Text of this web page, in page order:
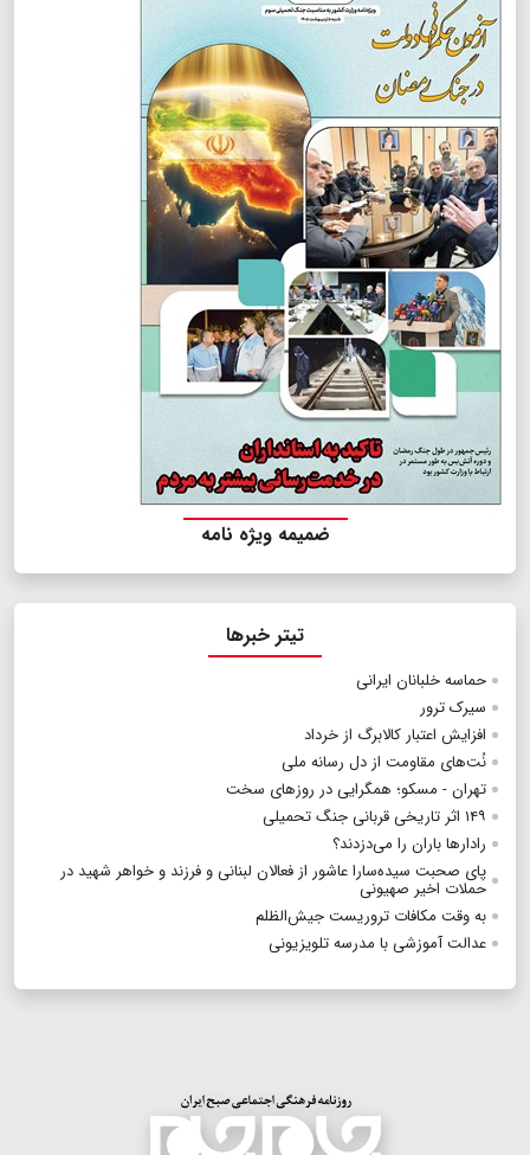
ضمیمه ویژه نامه
تیتر خبرها
حماسه خلبانان ایرانی
سیرک ترور
افزایش اعتبار کالابرگ از خرداد
نُت‌های مقاومت از دل رسانه ملی
تهران - مسکو؛ همگرایی در روزهای سخت
۱۴۹ اثر تاریخی قربانی جنگ تحمیلی
رادارها باران را می‌د‌زدند؟
پای صحبت سیده‌سارا عاشور از فعالان لبنانی و فرزند و خواهر شهید در
حملات اخیر صهیونی
به وقت مکافات تروریست‌ جیش‌الظلم
عدالت آموزشی با مدرسه تلویزیونی